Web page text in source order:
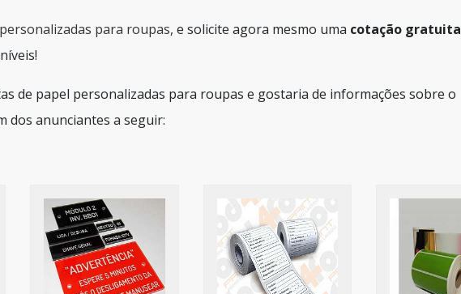
para roupas, e solicite agora mesmo uma cotação gratuita
de papel personalizadas para roupas e gostaria de informações sobre o
dos anunciantes a seguir: